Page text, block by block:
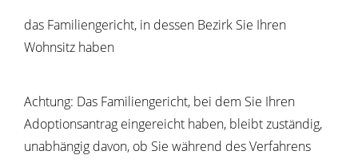
das Familiengericht, in dessen Bezirk Sie Ihren
Wohnsitz haben
Achtung: Das Familiengericht, bei dem Sie Ihren
Adoptionsantrag eingereicht haben, bleibt zuständig,
unabhängig davon, ob Sie während des Verfahrens